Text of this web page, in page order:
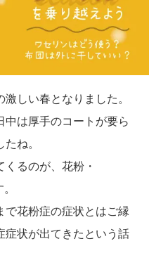
しい春となりました。
中は厚手のコートが要ら
ね。
るのが、花粉・
で花粉症の症状とはご縁
症状が出てきたという話